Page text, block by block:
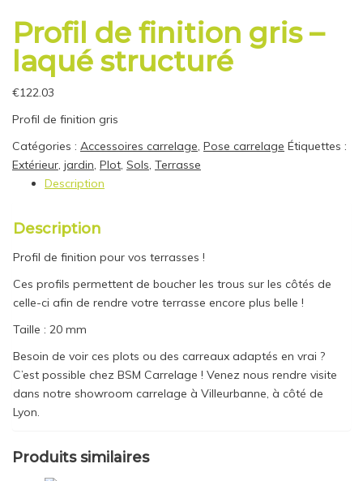
Profil de finition gris –
laqué structuré
€122.03
Profil de finition gris
Catégories : Accessoires carrelage, Pose carrelage Étiquettes :
Extérieur, jardin, Plot, Sols, Terrasse
Description
Description
Profil de finition pour vos terrasses !
Ces profils permettent de boucher les trous sur les côtés de
celle-ci afin de rendre votre terrasse encore plus belle !
Taille : 20 mm
Besoin de voir ces plots ou des carreaux adaptés en vrai ?
C’est possible chez BSM Carrelage ! Venez nous rendre visite
dans notre showroom carrelage à Villeurbanne, à côté de
Lyon.
Produits similaires